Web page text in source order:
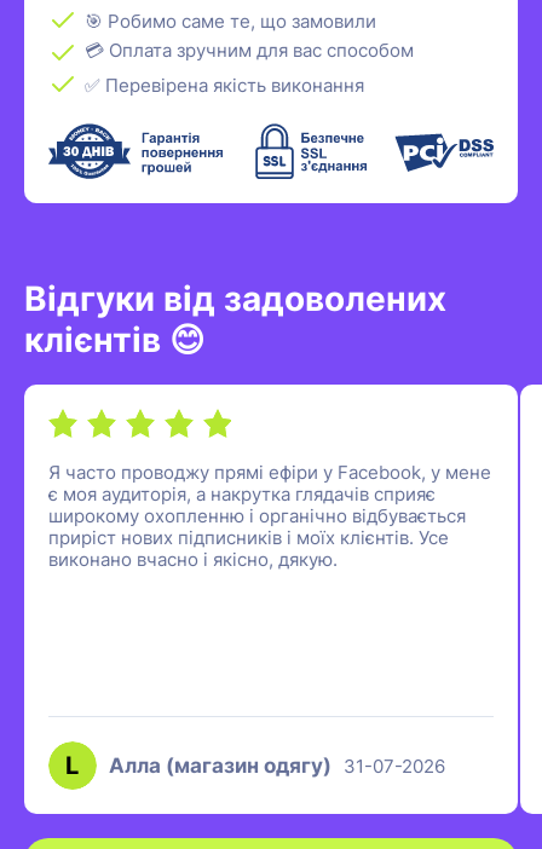
🎯 Робимо саме те, що замовили
💳 Оплата зручним для вас способом
✅ Перевірена якість виконання
Відгуки від задоволених
клієнтів 😊
Я часто проводжу прямі ефіри у Facebook, у мене
є моя аудиторія, а накрутка глядачів сприяє
широкому охопленню і органічно відбувається
приріст нових підписників і моїх клієнтів. Усе
виконано вчасно і якісно, дякую.
Алла (магазин одягу) 31-07-2026